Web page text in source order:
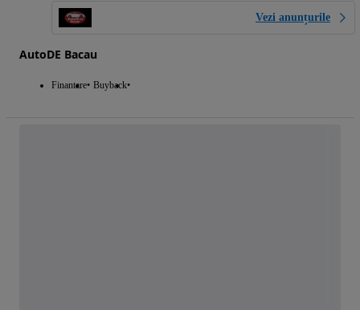
Vezi anunțurile
AutoDE Bacau
Finantare Buyback